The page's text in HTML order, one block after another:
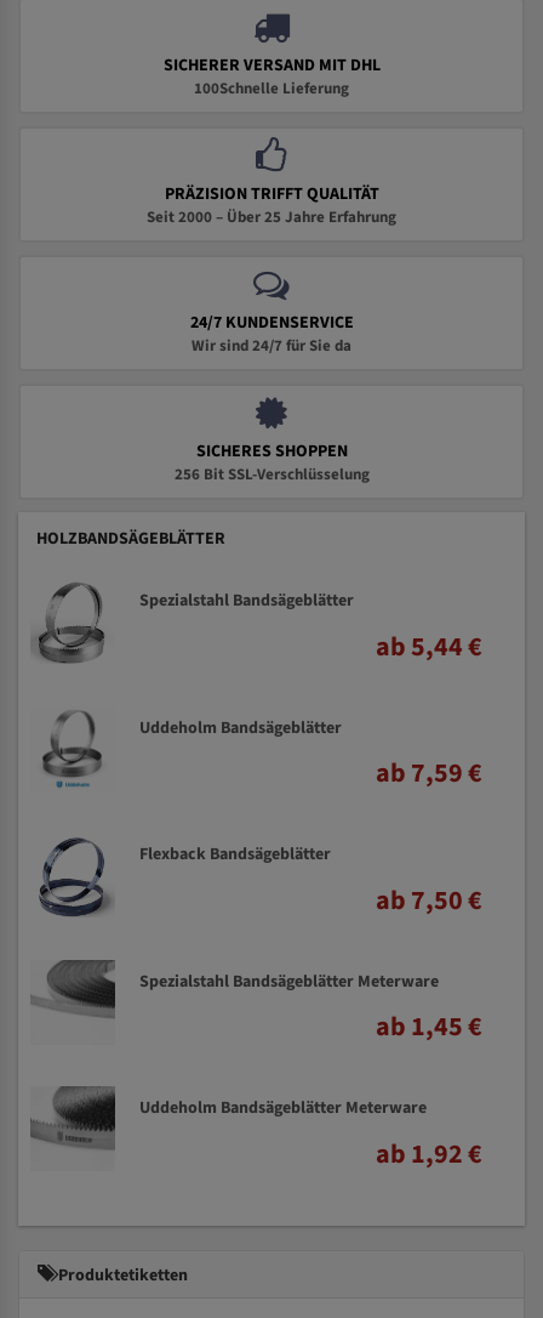
SICHERER VERSAND MIT DHL
100Schnelle Lieferung
PRÄZISION TRIFFT QUALITÄT
Seit 2000 – Über 25 Jahre Erfahrung
24/7 KUNDENSERVICE
Wir sind 24/7 für Sie da
SICHERES SHOPPEN
256 Bit SSL-Verschlüsselung
HOLZBANDSÄGEBLÄTTER
Spezialstahl Bandsägeblätter
ab 5,44 €
Uddeholm Bandsägeblätter
ab 7,59 €
Flexback Bandsägeblätter
ab 7,50 €
Spezialstahl Bandsägeblätter Meterware
ab 1,45 €
Uddeholm Bandsägeblätter Meterware
ab 1,92 €
Produktetiketten